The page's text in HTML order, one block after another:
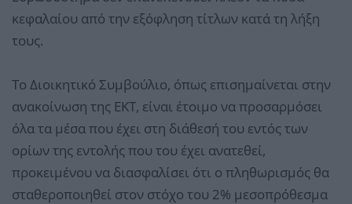
κεφαλαίου από την εξόφληση τίτλων κατά τη λήξη
τους.
Το Διοικητικό Συμβούλιο, όπως επισημαίνεται στην
ανακοίνωση της ΕΚΤ, είναι έτοιμο να προσαρμόσει
όλα τα μέσα που έχει στη διάθεσή του εντός των
ορίων της εντολής που του έχει ανατεθεί,
προκειμένου να διασφαλίσει ότι ο πληθωρισμός θα
σταθεροποιηθεί στον στόχο του 2% μεσοπρόθεσμα